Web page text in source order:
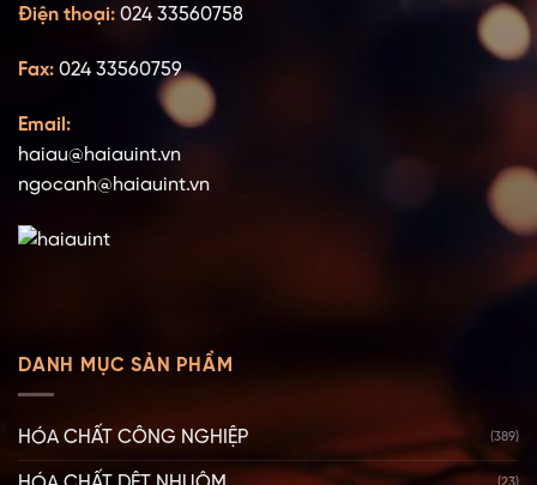
Điện thoại: 024 33560758
Fax: 024 33560759
Email:
haiau@haiauint.vn
ngocanh@haiauint.vn
DANH MỤC SẢN PHẨM
HÓA CHẤT CÔNG NGHIỆP (389)